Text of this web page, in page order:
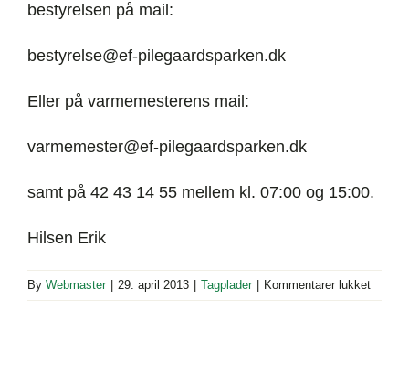
bestyrelsen på mail:
bestyrelse@ef-pilegaardsparken.dk
Eller på varmemesterens mail:
varmemester@ef-pilegaardsparken.dk
samt på 42 43 14 55 mellem kl. 07:00 og 15:00.
Hilsen Erik
By Webmaster 29. april 2013 Tagplader Kommentarer lukkettil